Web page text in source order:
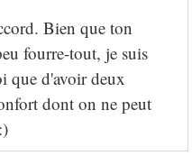
Bien que ton
fourre-tout, je suis
que d'avoir deux
dont on ne peut